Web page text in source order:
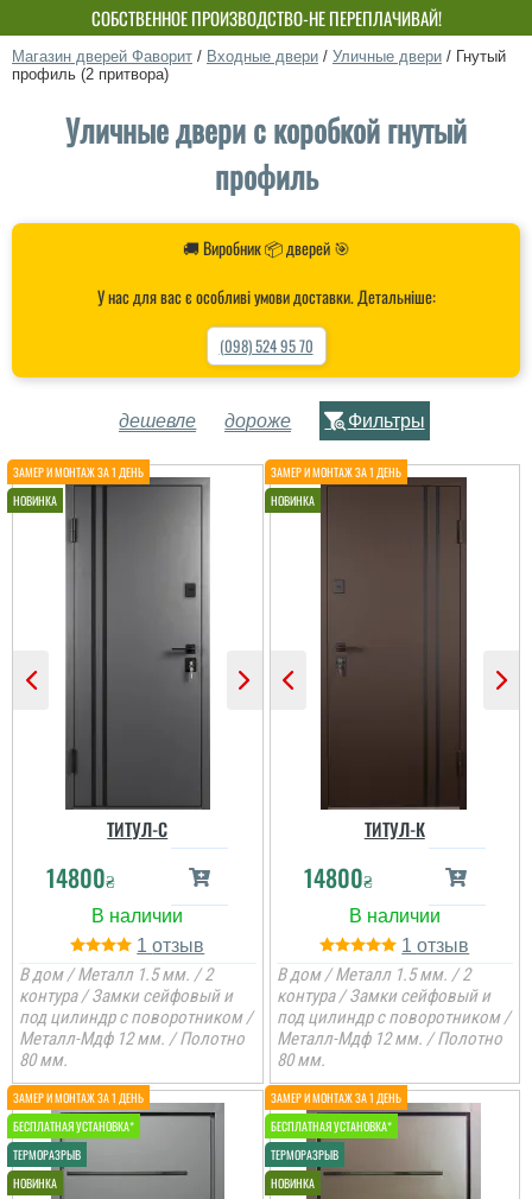
СОБСТВЕННОЕ ПРОИЗВОДСТВО-НЕ ПЕРЕПЛАЧИВАЙ!
Магазин дверей Фаворит / Входные двери / Уличные двери / Гнутый
профиль (2 притвора)
Уличные двери с коробкой гнутый
профиль
🚚 Виробник 📦 дверей 🎯
У нас для вас є особливі умови доставки. Детальніше:
(098) 524 95 70
дешевле дороже Фильтры
ТИТУЛ-C
14800₴
1
В дом / Металл 1.5 мм. / 2
контура / Замки сейфовый и
под цилиндр с поворотником /
Металл-Мдф 12 мм. / Полотно
80 мм.
ТИТУЛ-К
14800₴
1
В дом / Металл 1.5 мм. / 2
контура / Замки сейфовый и
под цилиндр с поворотником /
Металл-Мдф 12 мм. / Полотно
80 мм.